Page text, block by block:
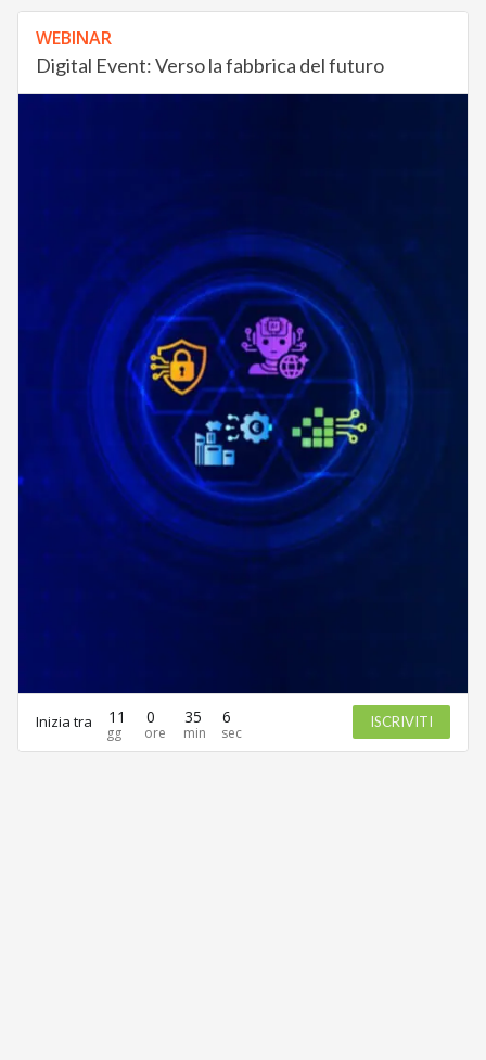
WEBINAR
Digital Event: Verso la fabbrica del futuro
Inizia tra 11 0 35 6 ISCRIVITI